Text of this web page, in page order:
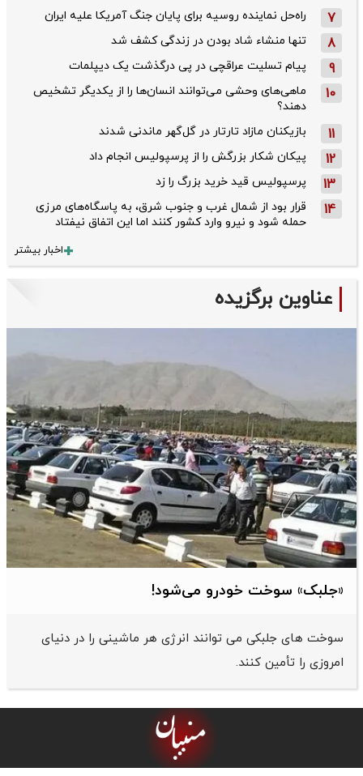
7 راه‌حل نماینده روسیه برای پایان جنگ آمریکا علیه ایران
8 تنها منشاء شاد بودن در زندگی کشف شد
9 پیام تسلیت عراقچی در پی درگذشت یک دیپلمات
10
ماهی‌های وحشی می‌توانند انسان‌ها را از یکدیگر تشخیص
دهند؟
11 بازیکنان مازاد تارتار در گل‌گهر ماندنی شدند
12 پیکان شکار بزرگش را از پرسپولیس انجام داد
13 پرسپولیس قید خرید بزرگ را زد
14
قرار بود از شمال ‌غرب و جنوب‌ شرق، به پاسگاه‌های مرزی
حمله شود و نیرو وارد کشور کنند اما این اتفاق نیفتاد
اخبار بیشتر
عناوین برگزیده
«جلبک» سوخت خودرو می‌شود!
سوخت های جلبکی می توانند انرژی هر ماشینی را در دنیای
امروزی را تأمین کنند.